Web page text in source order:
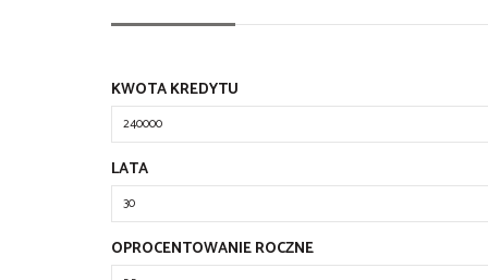
KWOTA KREDYTU
LATA
OPROCENTOWANIE ROCZNE